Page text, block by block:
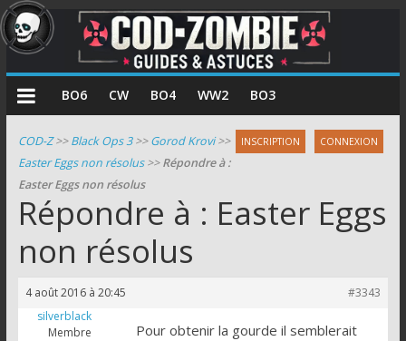
COD
Zombie
Guides
et
astuces
le
zombie
BO6 CW BO4 WW2 BO3
INSCRIPTION CONNEXION
COD-Z>>Black Ops 3>>Gorod Krovi>>
Easter Eggs non résolus>>Répondre à :
Easter Eggs non résolus
Répondre à : Easter Eggs
non résolus
4 août 2016 à 20:45
#3343
silverblack
Membre
Pour obtenir la gourde il semblerait